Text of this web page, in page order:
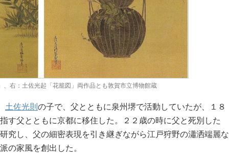
、右：土佐光起「花籠図」両作品とも敦賀市立博物館蔵
土佐光則の子で、父とともに泉州堺で活動していたが、１８
す父とともに京都に移住した。２２歳の時に父と死別した
究し、父の細密表現を引き継ぎながら江戸狩野の瀟洒端麗な
の家風を創出した。